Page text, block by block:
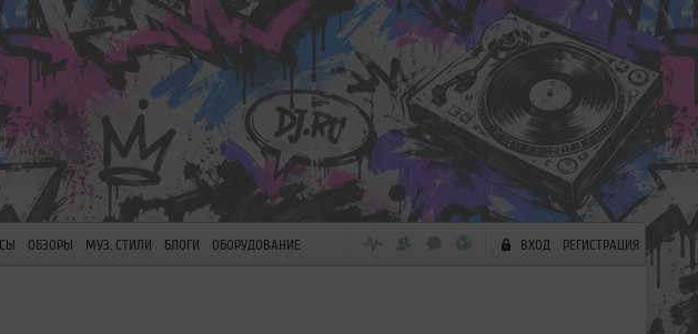
ОБЗОРЫ МУЗ. СТИЛИ БЛОГИ ОБОРУДОВАНИЕ ВХОД РЕГИСТРАЦИЯ